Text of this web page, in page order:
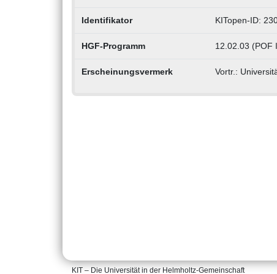
Identifikator KITopen-ID:
HGF-Programm 12.02.03 (POF
Erscheinungsvermerk Vortr.:
KIT – Die Universität in der Helmholtz-Gemeinschaft